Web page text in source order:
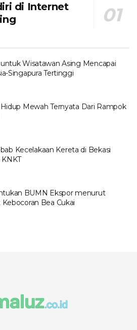
di Internet
untuk Wisatawan Asing Mencapai
Singapura Tertinggi
Mewah Ternyata Dari Rampok
Kecelakaan Kereta di Bekasi
BUMN Ekspor menurut
Bea Cukai